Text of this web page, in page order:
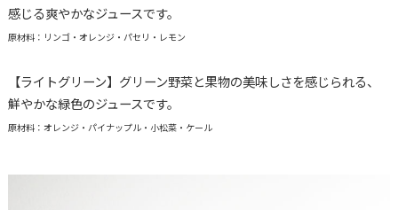
感じる爽やかなジュースです。
原材料：リンゴ・オレンジ・パセリ・レモン
【ライトグリーン】グリーン野菜と果物の美味しさを感じられる、
鮮やかな緑色のジュースです。
原材料：オレンジ・パイナップル・小松菜・ケール